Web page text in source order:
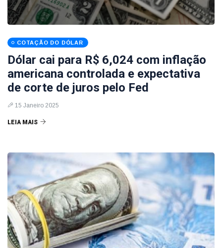
COTAÇÃO DO DÓLAR
Dólar cai para R$ 6,024 com inflação
americana controlada e expectativa
de corte de juros pelo Fed
15 Janeiro 2025
LEIA MAIS